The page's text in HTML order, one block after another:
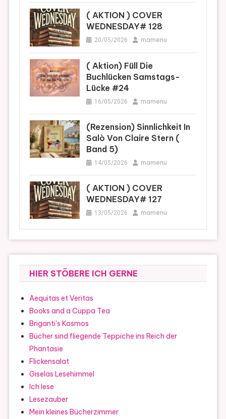
( AKTION ) COVER
WEDNESDAY# 128
20/05/2026 mamenu
( Aktion) Füll Die
Buchlücken Samstags-
Lücke #24
16/05/2026 mamenu
(Rezension) Sinnlichkeit In
Salò Von Claire Stern (
Band 5)
14/05/2026 mamenu
( AKTION ) COVER
WEDNESDAY# 127
13/05/2026 mamenu
HIER STÖBERE ICH GERNE
Aequitas et Veritas
Books and a Cuppa Tea
Briganti's Kosmos
Bücher sind fliegende Teppiche ins Reich der
Phantasie
Flickensalat
Giselas Lesehimmel
Ich lese
Lesezauber
Mein kleines Bücherzimmer